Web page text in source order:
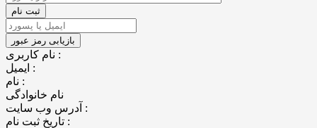
نام کاربری :
ایمیل :
نام :
نام خانوادگی
آدرس وب سایت :
تاریخ ثبت نام :